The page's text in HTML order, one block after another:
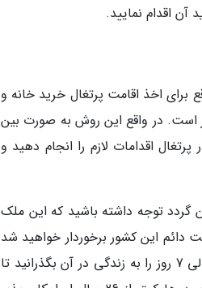
اقدام نمایید.
برای اخذ اقامت پرتغال خرید خانه و
است. در واقع این روش به صورت بین
اقدامات لازم را انجام دهید و
حداقل 350 هزار یورو یا 500 هزار یورو ممکن گردد توجه داشته باشید که این ملک
دائم این کشور برخوردار خواهید شد
بعلاوه اگر در این خانه زندگی نکنید و مجدداً به کشور خود بازگردید موظف هستید سالی 7 روز را به زندگی در آن بگذرانید تا